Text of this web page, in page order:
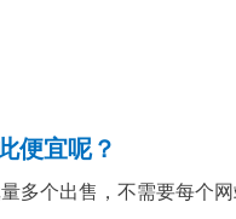
便宜呢？
多个出售，不需要每个